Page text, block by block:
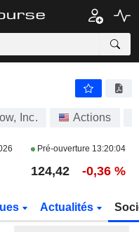
Inc. Actions
Pré-ouverture 13:20:04
124,42 -0,36 %
Actualités